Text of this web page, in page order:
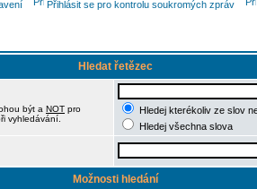
Přihlásit se pro kontrolu soukromých zpráv
Hledat řetězec
být a NOT pro
vyhledávání.
Hledej kterékoliv ze slov
Hledej všechna slova
Možnosti hledání